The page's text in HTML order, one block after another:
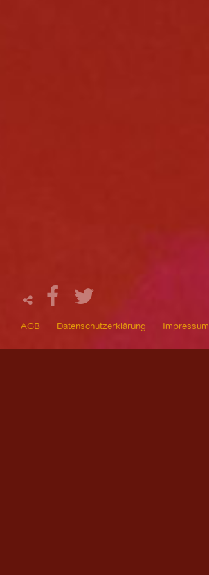
AGB Datenschutzerklärung Impressum